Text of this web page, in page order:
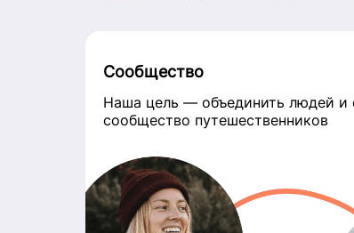
Сообщество
Наша цель — объединить людей и
сообщество путешественников